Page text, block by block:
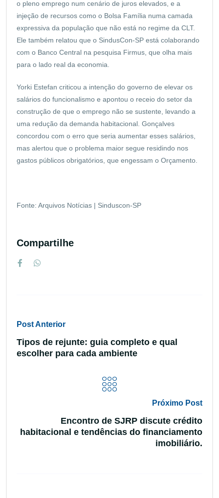
o pleno emprego num cenário de juros elevados, e a
injeção de recursos como o Bolsa Família numa camada
expressiva da população que não está no regime da CLT.
Ele também relatou que o SindusCon-SP está colaborando
com o Banco Central na pesquisa Firmus, que olha mais
para o lado real da economia.
Yorki Estefan criticou a intenção do governo de elevar os
salários do funcionalismo e apontou o receio do setor da
construção de que o emprego não se sustente, levando a
uma redução da demanda habitacional. Gonçalves
concordou com o erro que seria aumentar esses salários,
mas alertou que o problema maior segue residindo nos
gastos públicos obrigatórios, que engessam o Orçamento.
Fonte: Arquivos Notícias | Sinduscon-SP
Compartilhe
Post Anterior
Tipos de rejunte: guia completo e qual
escolher para cada ambiente
Próximo Post
Encontro de SJRP discute crédito
habitacional e tendências do financiamento
imobiliário.